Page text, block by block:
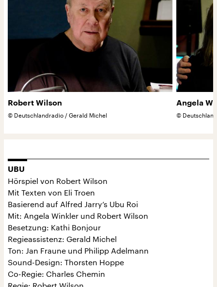
Robert Wilson
© Deutschlandradio / Gerald Michel
Angela
©
UBU
Hörspiel von Robert Wilson
Mit Texten von Eli Troen
Basierend auf Alfred Jarry’s Ubu Roi
Mit: Angela Winkler und Robert Wilson
Besetzung: Kathi Bonjour
Regieassistenz: Gerald Michel
Ton: Jan Fraune und Philipp Adelmann
Sound-Design: Thorsten Hoppe
Co-Regie: Charles Chemin